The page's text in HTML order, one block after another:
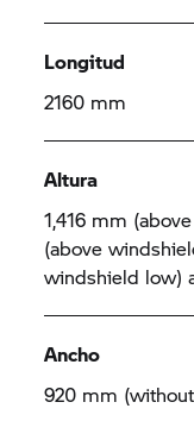
Longitud
2160 mm
Altura
1,416 mm
(above
windshield low)
Ancho
920 mm